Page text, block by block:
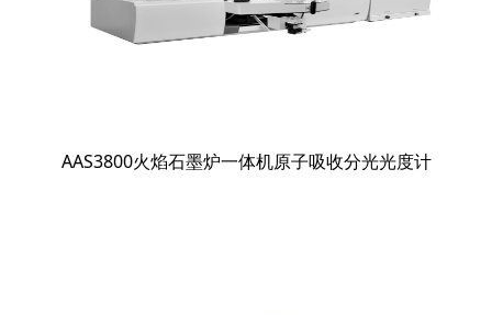
AAS3800火焰石墨炉一体机原子吸收分光光度计